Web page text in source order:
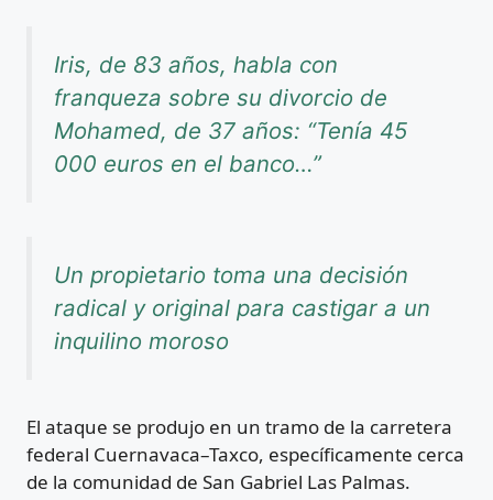
Iris, de 83 años, habla con
franqueza sobre su divorcio de
Mohamed, de 37 años: “Tenía 45
000 euros en el banco…”
Un propietario toma una decisión
radical y original para castigar a un
inquilino moroso
El ataque se produjo en un tramo de la carretera
federal Cuernavaca–Taxco, específicamente cerca
de la comunidad de San Gabriel Las Palmas.